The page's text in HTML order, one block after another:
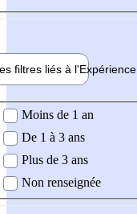
filtres liés à l'Expérience
demandée
Moins de 1 an
De 1 à 3 ans
Plus de 3 ans
Non renseignée